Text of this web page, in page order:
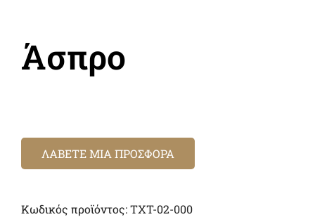
Άσπρο
ΛΑΒΕΤΕ ΜΙΑ ΠΡΟΣΦΟΡΑ
Κωδικός προϊόντος:TXT-02-000